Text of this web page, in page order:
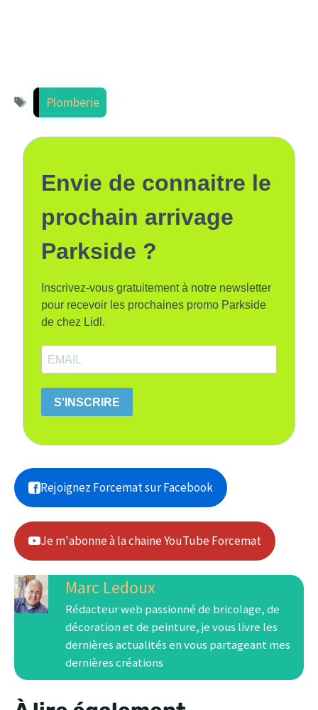
Étiquettes
Plomberie
Envie de connaitre le
prochain arrivage
Parkside ?
Inscrivez-vous gratuitement à notre newsletter
pour recevoir les prochaines promo Parkside
de chez Lidl.
S'INSCRIRE
Rejoignez Forcemat sur Facebook
Je m'abonne à la chaine YouTube Forcemat
Marc Ledoux
Rédacteur web passionné de bricolage, de
décoration et de peinture, je vous livre les
dernières actualités en vous partageant mes
dernières créations